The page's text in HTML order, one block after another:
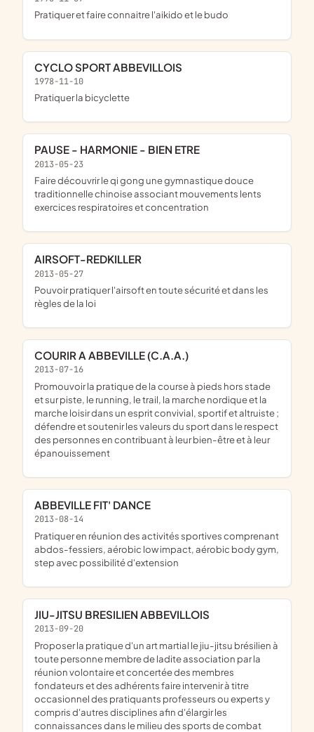
pratiquer et faire connaitre l'aikido et le budo
CYCLO SPORT ABBEVILLOIS
1978-11-10
pratiquer la bicyclette
PAUSE - HARMONIE - BIEN ETRE
2013-05-23
faire découvrir le qi gong une gymnastique douce
traditionnelle chinoise associant mouvements lents
exercices respiratoires et concentration
AIRSOFT-REDKILLER
2013-05-27
pouvoir pratiquer l'airsoft en toute sécurité et dans les
règles de la loi
COURIR A ABBEVILLE (C.A.A.)
2013-07-16
promouvoir la pratique de la course à pieds hors stade
et sur piste, le running, le trail, la marche nordique et la
marche loisir dans un esprit convivial, sportif et altruiste ;
défendre et soutenir les valeurs du sport dans le respect
des personnes en contribuant à leur bien-être et à leur
épanouissement
ABBEVILLE FIT' DANCE
2013-08-14
pratiquer en réunion des activités sportives comprenant
abdos-fessiers, aérobic low impact, aérobic body gym,
step avec possibilité d'extension
JIU-JITSU BRESILIEN ABBEVILLOIS
2013-09-20
proposer la pratique d'un art martial le jiu-jitsu brésilien à
toute personne membre de ladite association par la
réunion volontaire et concertée des membres
fondateurs et des adhérents faire intervenir à titre
occasionnel des pratiquants professeurs ou experts y
compris d'autres disciplines afin d'élargir les
connaissances dans le milieu des sports de combat